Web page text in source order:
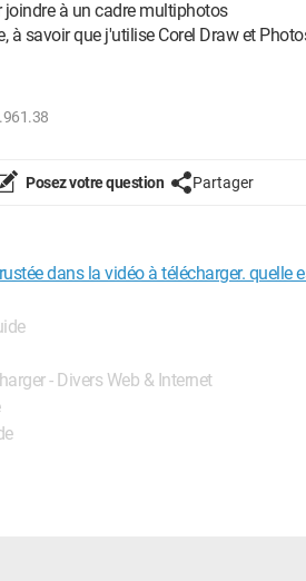
à un cadre multiphotos
à savoir que j'utilise Corel Draw et
Posez votre question Partager
dans la vidéo à télécharger. quelle
- Divers Web & Internet